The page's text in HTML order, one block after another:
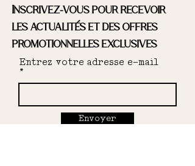
Tissu Stock Dormant 100%
Polyester
Modèle imaginé et confectionné
dans le Sud de la France
La modèle mesure 1m67 et porte
Inscrivez-vous pour recevoir
les actualités et des offres
promotionnelles exclusives
Entrez votre adresse e-mail
Envoyer